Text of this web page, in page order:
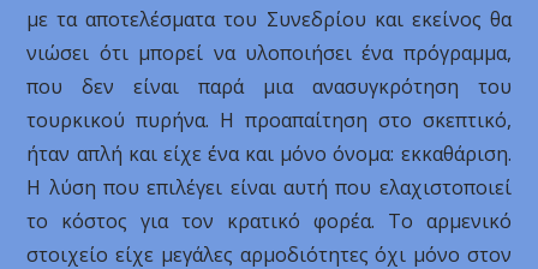
με τα αποτελέσματα του Συνεδρίου και εκείνος θα
νιώσει ότι μπορεί να υλοποιήσει ένα πρόγραμμα,
που δεν είναι παρά μια ανασυγκρότηση του
τουρκικού πυρήνα. Η προαπαίτηση στο σκεπτικό,
ήταν απλή και είχε ένα και μόνο όνομα: εκκαθάριση.
Η λύση που επιλέγει είναι αυτή που ελαχιστοποιεί
το κόστος για τον κρατικό φορέα. Το αρμενικό
στοιχείο είχε μεγάλες αρμοδιότητες όχι μόνο στον